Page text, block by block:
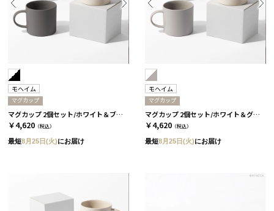
モヘイム
マグカップ
マグカップ 2個セット/ホワイト＆ブラック［モヘイム］
￥4,620 （税込）
最短8月25日(火)にお届け
モヘイム
マグカップ
マグカップ 2個セット/ホワイト＆グレー［モヘイム］
￥4,620 （税込）
最短8月25日(火)にお届け